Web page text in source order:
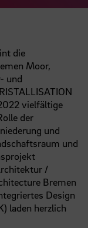
die
Moor,
und
vielfältige
der
und
und
/
Bremen
Design
laden herzlich